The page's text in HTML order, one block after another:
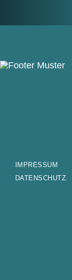
IMPRES­SUM
DATEN­SCHUTZ